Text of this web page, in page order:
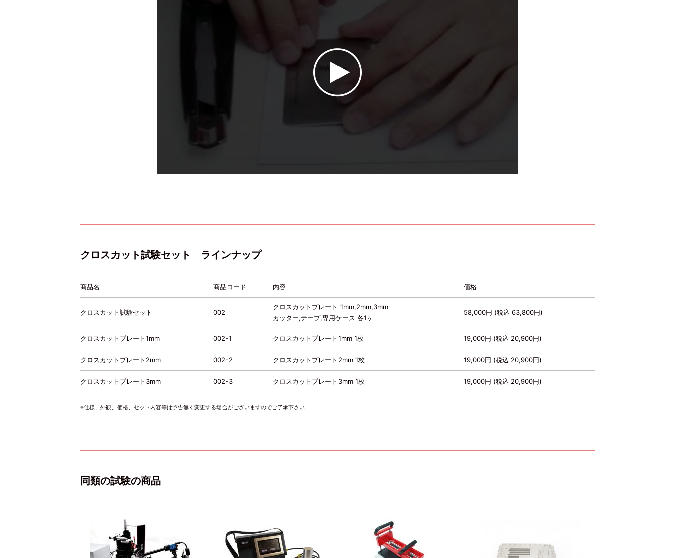
クロスカット試験セット ラインナップ
商品名 商品コード 内容 価格
クロスカット試験セット 002
クロスカットプレート 1mm,2mm,3mm
カッター,テープ,専用ケース 各1ヶ
58,000円 (税込 63,800円)
クロスカットプレート1mm 002-1 クロスカットプレート1mm 1枚 19,000円 (税込 20,900円)
クロスカットプレート2mm 002-2 クロスカットプレート2mm 1枚 19,000円 (税込 20,900円)
クロスカットプレート3mm 002-3 クロスカットプレート3mm 1枚 19,000円 (税込 20,900円)
※仕様、外観、価格、セット内容等は予告無く変更する場合がございますのでご了承下さい
同類の試験の商品